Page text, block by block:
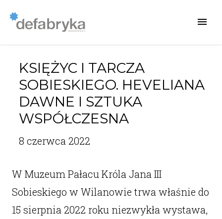
KSIĘŻYC I TARCZA
SOBIESKIEGO. HEVELIANA
DAWNE I SZTUKA
WSPÓŁCZESNA
8 czerwca 2022
W Muzeum Pałacu Króla Jana III
Sobieskiego w Wilanowie trwa właśnie do
15 sierpnia 2022 roku niezwykła wystawa,